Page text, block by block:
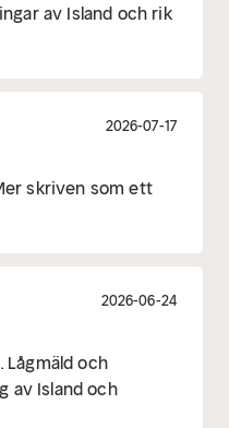
av Island och rik
2026-07-17
skriven som ett
2026-06-24
Lågmäld och
av Island och